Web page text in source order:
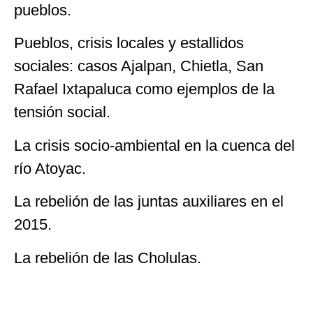
pueblos.
Pueblos, crisis locales y estallidos
sociales: casos Ajalpan, Chietla, San
Rafael Ixtapaluca como ejemplos de la
tensión social.
La crisis socio-ambiental en la cuenca del
río Atoyac.
La rebelión de las juntas auxiliares en el
2015.
La rebelión de las Cholulas.